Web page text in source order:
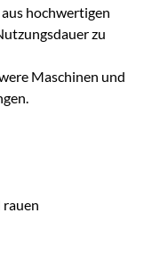
hochwertigen
zu
Maschinen und
rauen